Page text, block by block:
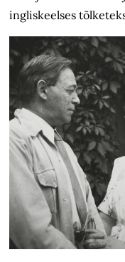
ingliskeelses